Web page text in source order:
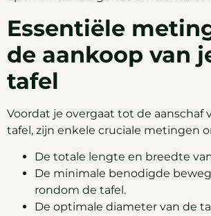
Essentiële
de aankoop van
tafel
Voordat je overgaat tot de aanschaf
tafel, zijn enkele cruciale metingen
De totale lengte en breedte
De minimale benodigde
rondom de tafel.
De optimale diameter van de